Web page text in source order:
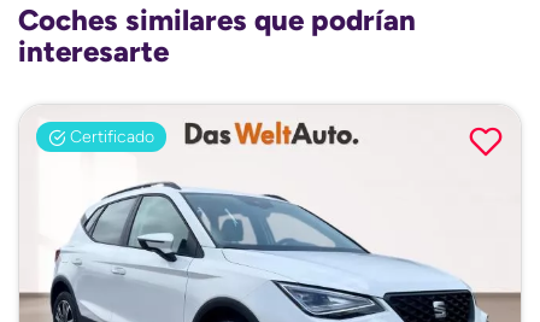
Coches similares que podrían
interesarte
Certificado